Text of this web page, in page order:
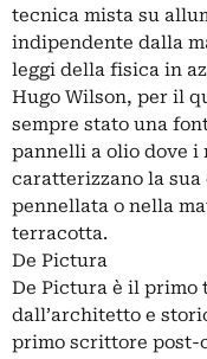
tecnica mista su
indipendente dalla
leggi della fisica in
Hugo Wilson, per il
sempre stato una
pannelli a olio dove
caratterizzano la
pennellata o nella
terracotta.
De Pictura
De Pictura è il
dall’architetto e
primo scrittore post-